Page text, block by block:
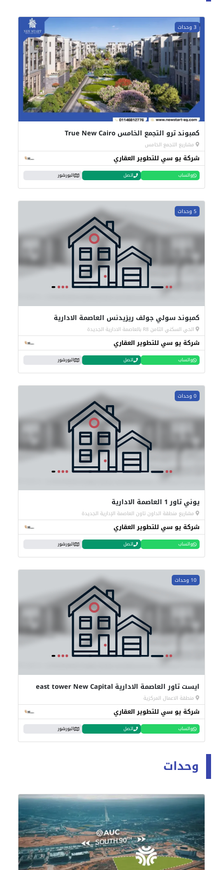
3 وحدات
كمبوند ترو التجمع الخامس True New Cairo
مشاريع التجمع الخامس
شركة يو سي للتطوير العقاري
واتساب اتصل البورشور
5 وحدات
كمبوند سولي جولف ريزيدنس العاصمة الادارية
الحي السكني الثامن R8 بالعاصمة الادارية الجديدة
شركة يو سي للتطوير العقاري
واتساب اتصل البورشور
0 وحدات
يوني تاور 1 العاصمة الادارية
مشاريع منطقة الداون تاون العاصمة الإدارية الجديدة
شركة يو سي للتطوير العقاري
واتساب اتصل البورشور
10 وحدات
ايست تاور العاصمة الادارية east tower New Capital
منطقة الاعمال المركزية
شركة يو سي للتطوير العقاري
واتساب اتصل البورشور
وحدات